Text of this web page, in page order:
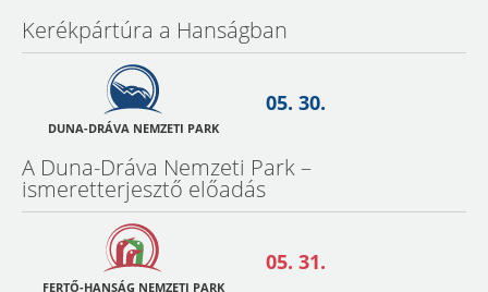
Kerékpártúra a Hanságban
DUNA-DRÁVA NEMZETI PARK
05. 30.
A Duna-Dráva Nemzeti Park –
ismeretterjesztő előadás
FERTŐ-HANSÁG NEMZETI PARK
05. 31.